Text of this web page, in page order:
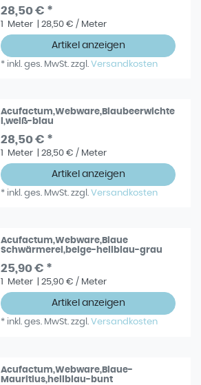
28,50 € *
1 Meter | 28,50 € / Meter
Artikel anzeigen
* inkl. ges. MwSt. zzgl.Versandkosten
Acufactum,Webware,Blaubeerwichte
l,weiß-blau
28,50 € *
1 Meter | 28,50 € / Meter
Artikel anzeigen
* inkl. ges. MwSt. zzgl.Versandkosten
Acufactum,Webware,Blaue
Schwärmerei,beige-hellblau-grau
25,90 € *
1 Meter | 25,90 € / Meter
Artikel anzeigen
* inkl. ges. MwSt. zzgl.Versandkosten
Acufactum,Webware,Blaue-
Mauritius,hellblau-bunt